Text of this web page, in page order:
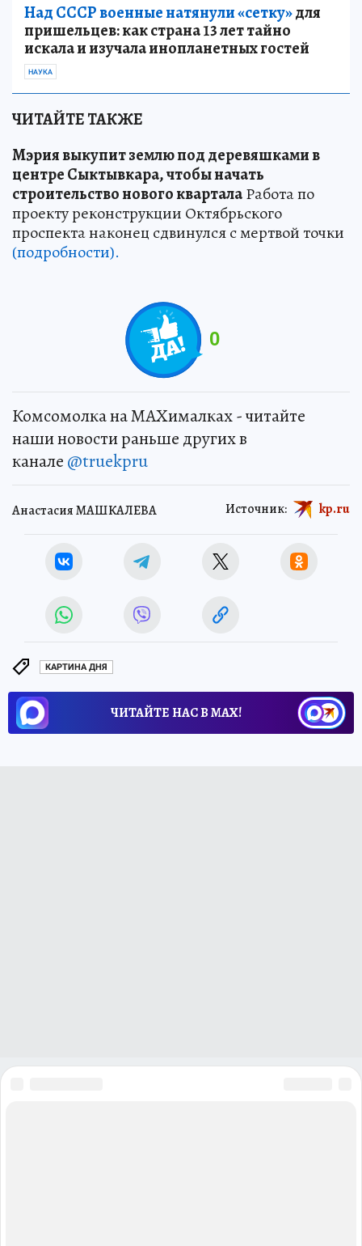
Над СССР военные натянули «сетку»для
пришельцев: как страна 13 лет тайно
искала и изучала инопланетных гостей
НАУКА
ЧИТАЙТЕ ТАКЖЕ
Мэрия выкупит землю под деревяшками в
центре Сыктывкара, чтобы начать
строительство нового кварталаРабота по
проекту реконструкции Октябрьского
проспекта наконец сдвинулся с мертвой точки
(подробности).
0
Комсомолка на MAXималках - читайте
наши новости раньше других в
канале @truekpru
Анастасия МАШКАЛЕВА Источник: kp.ru
КАРТИНА ДНЯ
ЧИТАЙТЕ НАС В МАХ!